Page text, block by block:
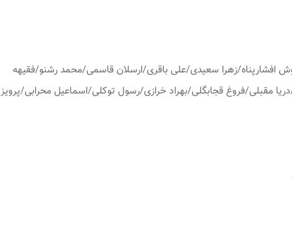
زهرا سعیدی/علی باقری/ارسلان قاسمی/محمد رشنو/فقیهه
مقبلی/فروغ قجابگلی/بهراد خرازی/رسول توکلی/اسماعیل محرابی/پرویز